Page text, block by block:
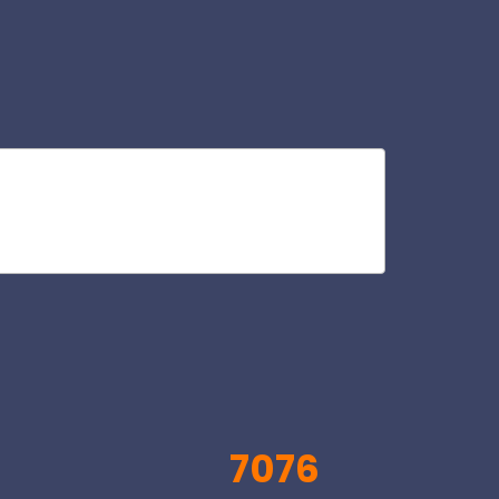
7076